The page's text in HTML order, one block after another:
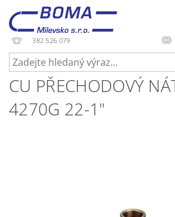
382 526 079
CU PŘECHODOVÝ
4270G 22-1"